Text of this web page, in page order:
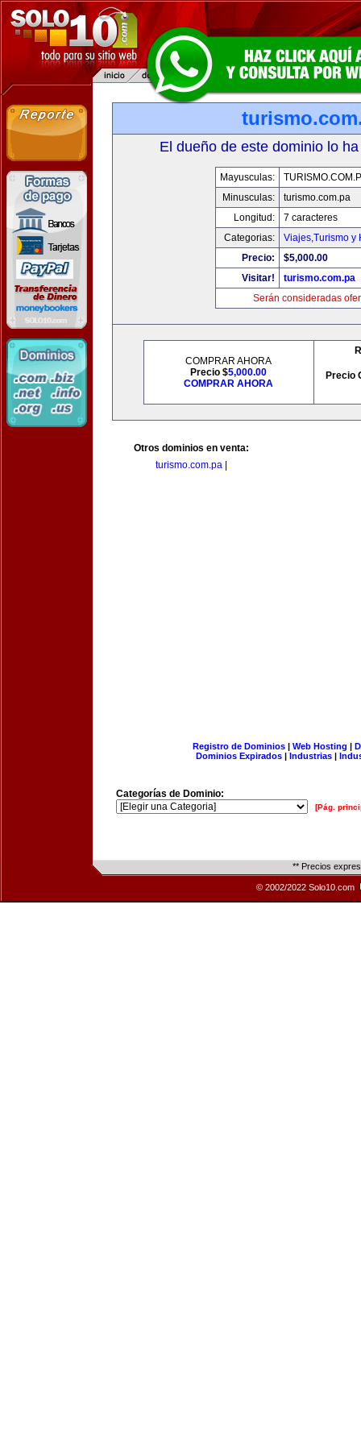
El dueño de este dominio lo
Mayusculas:
Minusculas:
turismo.com.pa
Longitud:
7 caracteres
Categorias:
Viajes,Turismo y
Precio:
$5,000.00
Visitar!
turismo.com.pa
Serán consideradas
COMPRAR AHORA
Precio $5,000.00
COMPRAR AHORA
Precio
Otros dominios en venta:
turismo.com.pa
Registro de Dominios| Web Hosting |
Dominios Expirados | Industrias |
Categorías de Dominio:
[Pág.
** Precios
© 2002/2022 Solo10.com